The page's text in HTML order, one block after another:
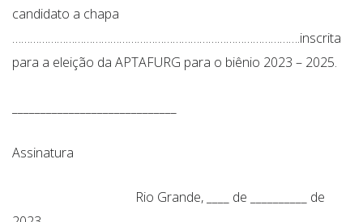
candidato a chapa
…………………………………………………………………………………….inscrita
para a eleição da APTAFURG para o biênio 2023 – 2025.
Assinatura
Rio Grande, ____ de __________ de